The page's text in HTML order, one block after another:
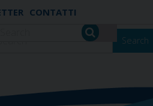
CONTATTI
Search